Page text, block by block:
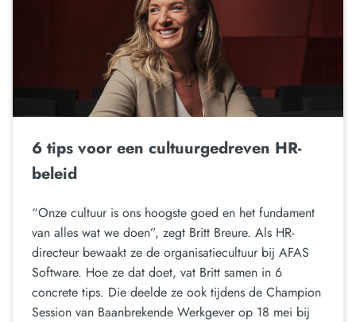
6 tips voor een cultuurgedreven HR-
beleid
“Onze cultuur is ons hoogste goed en het fundament
van alles wat we doen”, zegt Britt Breure. Als HR-
directeur bewaakt ze de organisatiecultuur bij AFAS
Software. Hoe ze dat doet, vat Britt samen in 6
concrete tips. Die deelde ze ook tijdens de Champion
Session van Baanbrekende Werkgever op 18 mei bij